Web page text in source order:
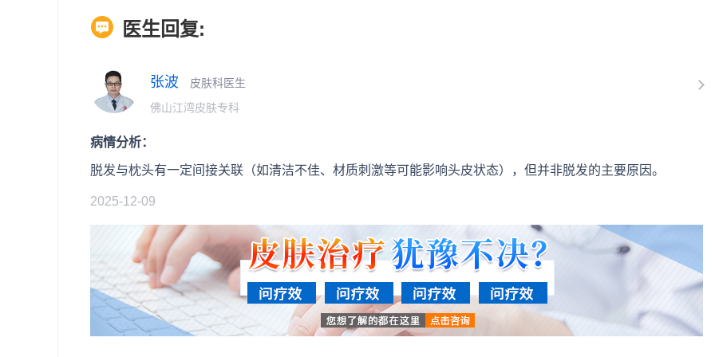
医生回复:
张波
皮肤科医生
佛山江湾皮肤专科
病情分析：
脱发与枕头有一定间接关联（如清洁不佳、材质刺激等可能影响头皮状态），但并非脱发的主要原因。
2025-12-09